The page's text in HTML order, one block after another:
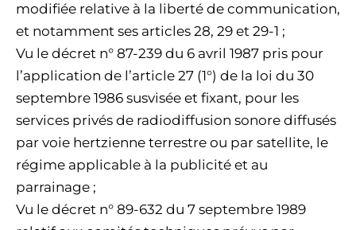
modifiée relative à la liberté de communication,
et notamment ses articles 28, 29 et 29-1 ;
Vu le décret n° 87-239 du 6 avril 1987 pris pour
l’application de l’article 27 (1°) de la loi du 30
septembre 1986 susvisée et fixant, pour les
services privés de radiodiffusion sonore diffusés
par voie hertzienne terrestre ou par satellite, le
régime applicable à la publicité et au
parrainage ;
Vu le décret n° 89-632 du 7 septembre 1989